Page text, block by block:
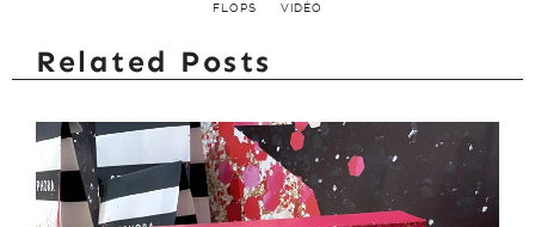
FLOPS VIDÉO
Related Posts